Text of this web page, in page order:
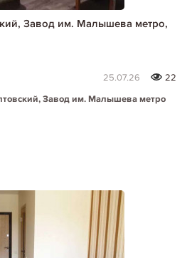
Завод им. Малышева метро,
25.07.26
22
Завод им. Малышева метро